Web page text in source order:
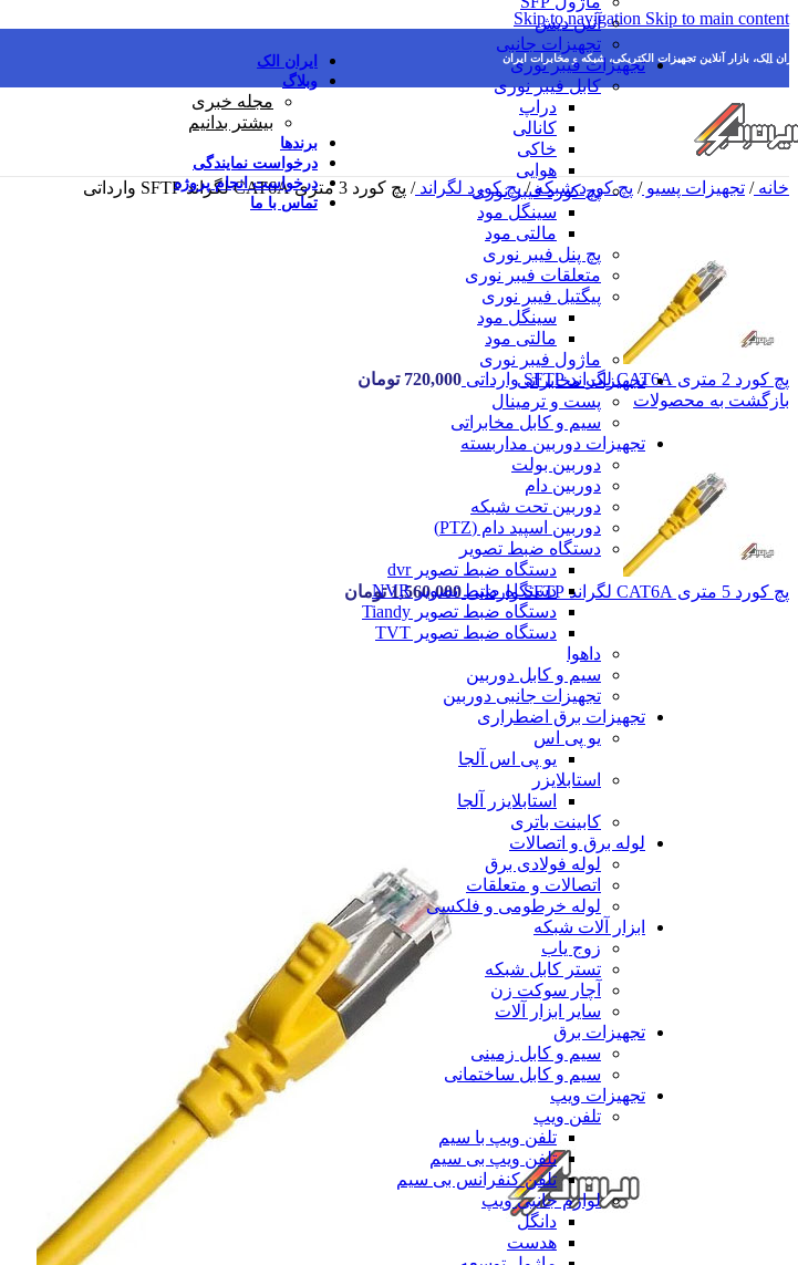
Skip to navigation Skip to main content
اِلِک، بازار آنلاین تجهیزات الکتریکی، شبکه و مخابرات ایران
آنتن دیش
تجهیزات جانبی
تجهیزات فیبر نوری
کابل فیبر نوری
دراپ
کانالی
خاکی
هوایی
پچ کورد فیبر نوری
سینگل مود
مالتی مود
پچ پنل فیبر نوری
متعلقات فیبر نوری
پیگتیل فیبر نوری
سینگل مود
مالتی مود
ماژول فیبر نوری
تجهیزات مخابراتی
پست و ترمینال
سیم و کابل مخابراتی
تجهیزات دوربین مداربسته
دوربین بولت
دوربین دام
دوربین تحت شبکه
دوربین اسپید دام (PTZ)
دستگاه ضبط تصویر
دستگاه ضبط تصویر dvr
دستگاه ضبط تصویر NVR
دستگاه ضبط تصویر Tiandy
دستگاه ضبط تصویر TVT
داهوا
سیم و کابل دوربین
تجهیزات جانبی دوربین
تجهیزات برق اضطراری
یو پی اس
یو پی اس آلجا
استابلایزر
استابلایزر آلجا
کابینت باتری
لوله برق و اتصالات
لوله فولادی برق
اتصالات و متعلقات
لوله خرطومی و فلکسی
ابزار آلات شبکه
زوج یاب
تستر کابل شبکه
آچار سوکت زن
سایر ابزار آلات
تجهیزات برق
سیم و کابل زمینی
سیم و کابل ساختمانی
تجهیزات ویپ
تلفن ویپ
تلفن ویپ با سیم
تلفن ویپ بی سیم
تلفن کنفرانس بی سیم
لوازم جانبی ویپ
دانگل
هدست
ایران الک
وبلاگ
مجله خبری
بیشتر بدانیم
برندها
درخواست نمایندگی
درخواست انجام پروژه
تماس با ما
خانه/ تجهیزات پسیو/ پچ کورد شبکه/ پچ کورد لگراند/ پچ کورد 3 متری CAT6A لگراند SFTP وارداتی
پچ کورد 2 متری CAT6A لگراند SFTP وارداتی 720,000 تومان
بازگشت به محصولات
پچ کورد 5 متری CAT6A لگراند SFTP وارداتی 1,560,000 تومان